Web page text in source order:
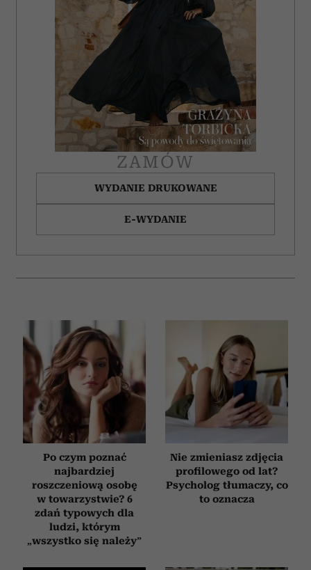
ZAMÓW
WYDANIE DRUKOWANE
E-WYDANIE
Po czym poznać
najbardziej
roszczeniową osobę
w towarzystwie? 6
zdań typowych dla
ludzi, którym
„wszystko się należy”
Nie zmieniasz zdjęcia
profilowego od lat?
Psycholog tłumaczy, co
to oznacza